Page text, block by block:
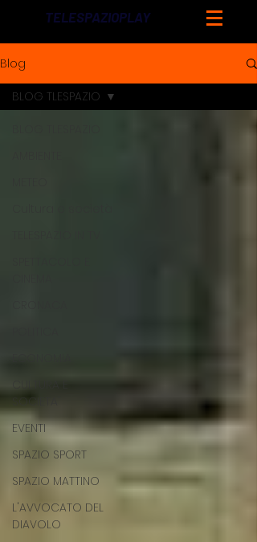
TELESPAZIOPLAY
Blog
SOCIETA'
EVENTI
SPAZIO SPORT
SPAZIO MATTINO
L'AVVOCATO DEL
DIAVOLO
BLOG TLESPAZIO